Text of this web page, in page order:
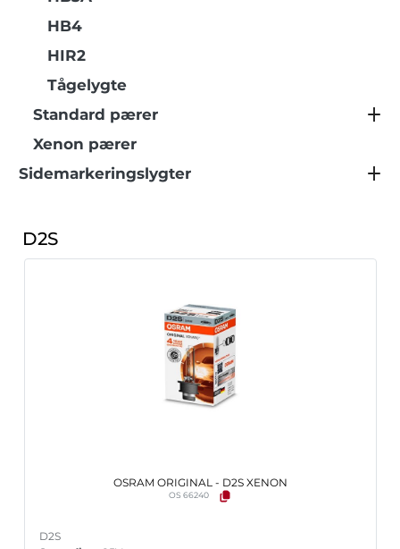
HB4
HIR2
Tågelygte
Standard pærer
Xenon pærer
Sidemarkeringslygter
D2S
OSRAM ORIGINAL - D2S XENON
OS 66240
D2S